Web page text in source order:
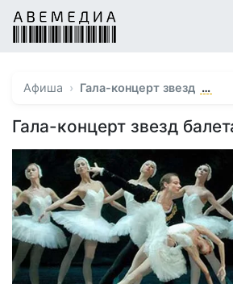
Афиша Гала-концерт звезд …
Гала-концерт звезд